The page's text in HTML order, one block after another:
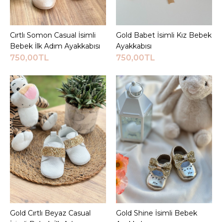
720,00TL
Sepete Ekle
KARŞILAŞTIRMA LISTESINE EKLE
ALIŞVERIŞ LISTESINE EKLE
JEEYMI BABY
Beyaz Shine İsimli Bebek
Ayakkabısı
720,00TL
Sepete Ekle
KARŞILAŞTIRMA LISTESINE EKLE
Sepete Ekle
Cırtlı Somon Casual İsimli
Bebek İlk Adım Ayakkabısı
750,00TL
Sepete Ekle
Gold Babet İsimli Kız Bebek
Ayakkabısı
750,00TL
Sepete Ekle
Gold Cırtlı Beyaz Casual
Sepete Ekle
Gold Shine İsimli Bebek